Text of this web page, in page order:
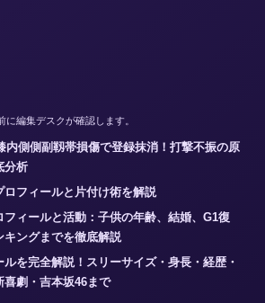
編集デスクが確認します。
内側側副靱帯損傷で登録抹消！打撃不振の原
分析
フィールと片付け術を解説
ィールと活動：子供の年齢、結婚、G1復
キングまでを徹底解説
を完全解説！スリーサイズ・身長・経歴・
劇・吉本坂46まで